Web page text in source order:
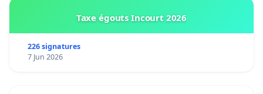
Taxe égouts Incourt 2026
226 signatures
7 Jun 2026